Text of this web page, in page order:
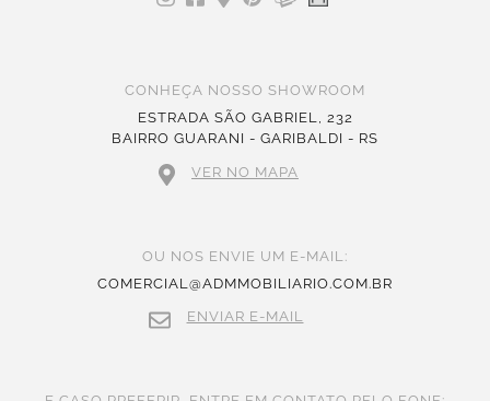
CONHEÇA NOSSO SHOWROOM
ESTRADA SÃO GABRIEL, 232
BAIRRO GUARANI - GARIBALDI - RS
VER NO MAPA
OU NOS ENVIE UM E-MAIL:
COMERCIAL@ADMMOBILIARIO.COM.BR
ENVIAR E-MAIL